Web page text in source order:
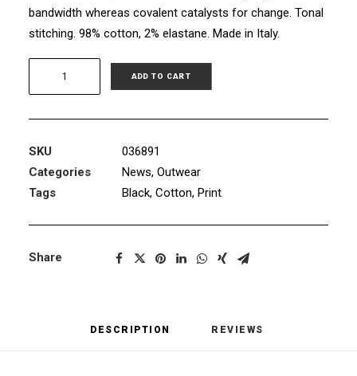
bandwidth whereas covalent catalysts for change. Tonal
stitching. 98% cotton, 2% elastane. Made in Italy.
ADD TO CART
SKU
036891
Categories
News, Outwear
Tags
Black, Cotton, Print
Share
DESCRIPTION REVIEWS